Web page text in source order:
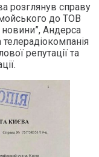
розглянув справу
до ТОВ
новини”, Андерса
репутації та